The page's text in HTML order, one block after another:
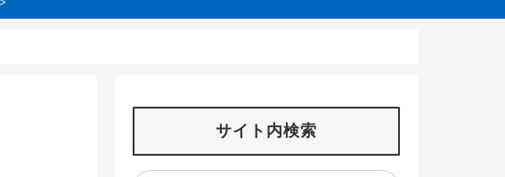
サイト内検索